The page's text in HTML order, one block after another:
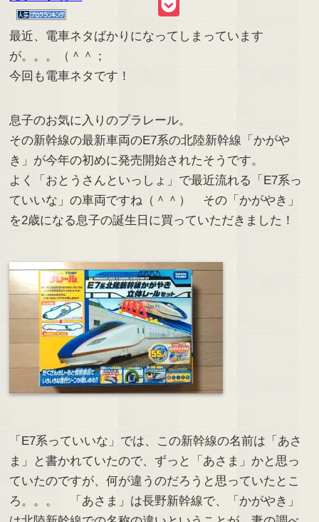
最近、電車ネタばかりになってしまっています
が。。。（＾＾；
今回も電車ネタです！
息子のお気に入りのプラレール。
その新幹線の最新車両のE7系の北陸新幹線「かがや
き」が今年の初めに発売開始されたそうです。
よく「おとうさんといっしょ」で最近流れる「E7系っ
ていいな」の車両ですね（＾＾） その「かがやき」
を2歳になる息子の誕生日に買っていただきました！
「E7系っていいな」では、この新幹線の名前は「あさ
ま」と書かれていたので、ずっと「あさま」かと思っ
ていたのですが、何が違うのだろうと思っていたとこ
ろ。。。 「あさま」は長野新幹線で、「かがやき」